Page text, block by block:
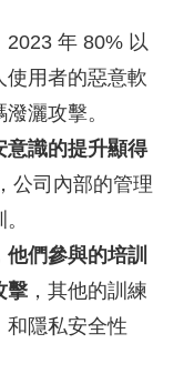
2023 年 80% 以
使用者的惡意軟
灑攻擊。
意識的提升顯得
公司內部的管理
他們參與的培訓
擊 ，其他的訓練
和隱私安全性